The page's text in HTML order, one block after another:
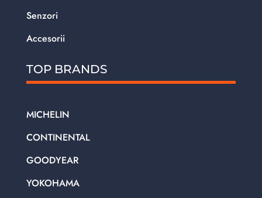
Senzori
Accesorii
TOP BRANDS
MICHELIN
CONTINENTAL
GOODYEAR
YOKOHAMA